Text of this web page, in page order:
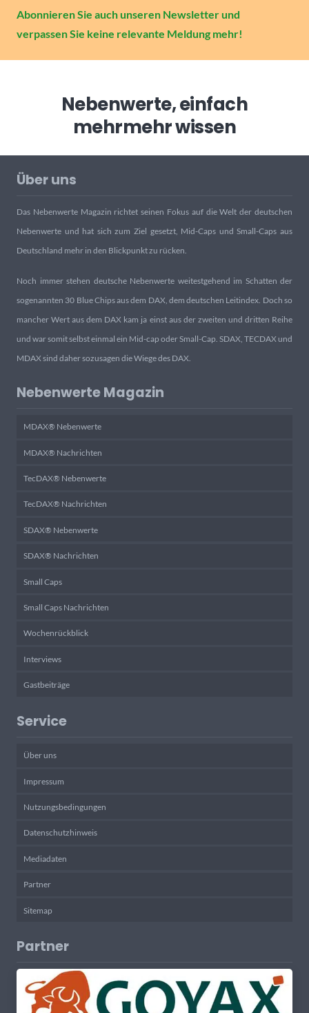
Abonnieren Sie auch unseren Newsletter und
verpassen Sie keine relevante Meldung mehr!
Nebenwerte, einfach
mehrmehr wissen
Über uns
Das Nebenwerte Magazin richtet seinen Fokus auf die Welt der deutschen
Nebenwerte und hat sich zum Ziel gesetzt, Mid-Caps und Small-Caps aus
Deutschland mehr in den Blickpunkt zu rücken.
Noch immer stehen deutsche Nebenwerte weitestgehend im Schatten der
sogenannten 30 Blue Chips aus dem DAX, dem deutschen Leitindex. Doch so
mancher Wert aus dem DAX kam ja einst aus der zweiten und dritten Reihe
und war somit selbst einmal ein Mid-cap oder Small-Cap. SDAX, TECDAX und
MDAX sind daher sozusagen die Wiege des DAX.
Nebenwerte Magazin
MDAX® Nebenwerte
MDAX® Nachrichten
TecDAX® Nebenwerte
TecDAX® Nachrichten
SDAX® Nebenwerte
SDAX® Nachrichten
Small Caps
Small Caps Nachrichten
Wochenrückblick
Interviews
Gastbeiträge
Service
Über uns
Impressum
Nutzungsbedingungen
Datenschutzhinweis
Mediadaten
Partner
Sitemap
Partner